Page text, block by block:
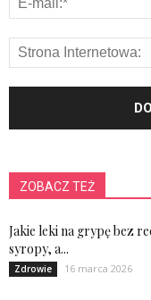
ZOBACZ TEŻ
Jakie leki na grypę bez
syropy, a...
Zdrowie 16 marca 2026